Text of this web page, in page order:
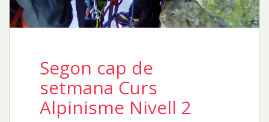
Segon cap de
setmana Curs
Alpinisme Nivell 2